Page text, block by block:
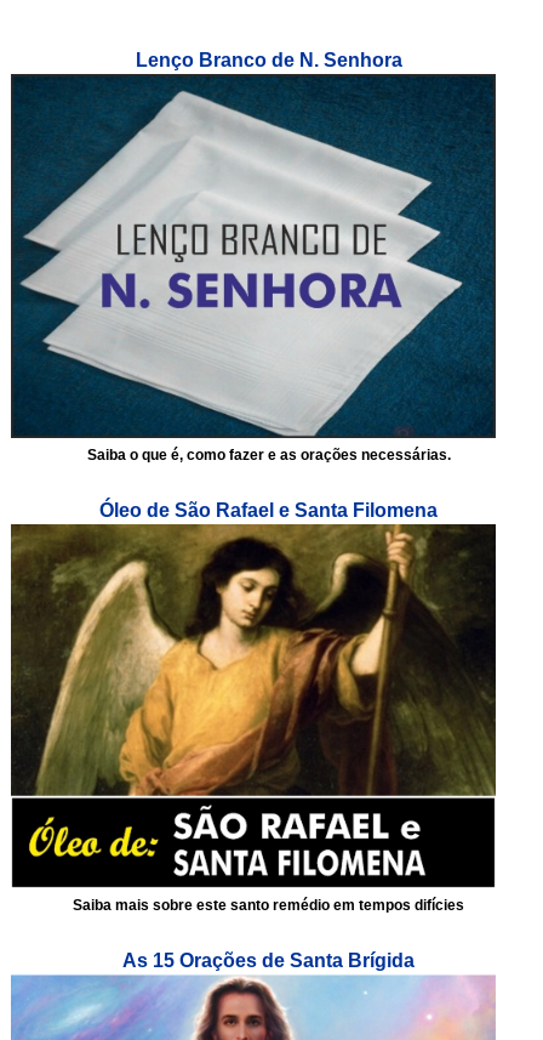
Lenço Branco de N. Senhora
Saiba o que é, como fazer e as orações necessárias.
Óleo de São Rafael e Santa Filomena
Saiba mais sobre este santo remédio em tempos difícies
As 15 Orações de Santa Brígida